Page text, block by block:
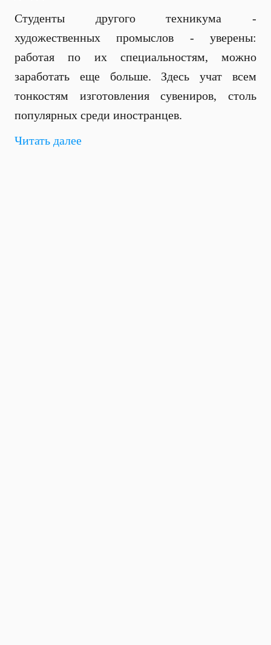
Студенты другого техникума -
художественных промыслов - уверены:
работая по их специальностям, можно
заработать еще больше. Здесь учат всем
тонкостям изготовления сувениров, столь
популярных среди иностранцев.
Читать далее